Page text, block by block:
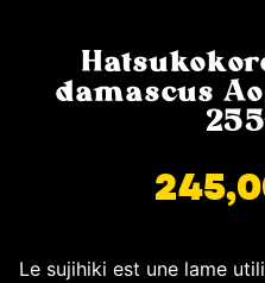
damascus
Le sujihiki est une lame